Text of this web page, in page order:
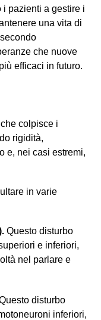
i pazienti a gestire i
una vita di
che nuove
efficaci in futuro.
colpisce i
rigidità,
e, nei casi estremi,
in varie
Questo disturbo
e inferiori,
nel parlare e
disturbo
inferiori,